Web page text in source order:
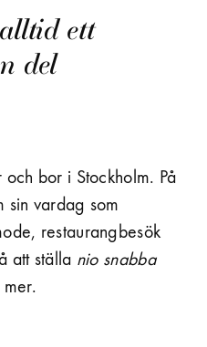
ett
del
bor i Stockholm. På
sin vardag som
restaurang­besök
att ställa nio snabba